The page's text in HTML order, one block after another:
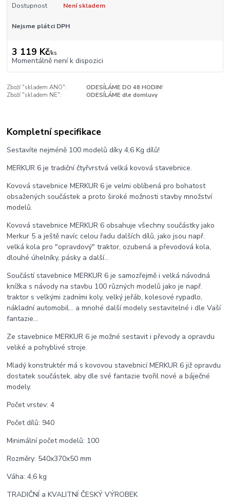
Dostupnost Není skladem
Nejsme plátci DPH
3 119 Kč/ks
Momentálně není k dispozici
Zboží "skladem ANO":
ODESÍLÁME DO 48 HODIN!
Zboží "skladem NE":
ODESÍLÁME dle domluvy
Kompletní specifikace
Sestavíte nejméně 100 modelů díky 4,6 Kg dílů!
MERKUR 6 je tradiční čtyřvrstvá velká kovová stavebnice.
Kovová stavebnice MERKUR 6 je velmi oblíbená pro bohatost
obsažených součástek a proto široké možnosti stavby množství
modelů.
Kovová stavebnice MERKUR 6 obsahuje všechny součástky jako
Merkur 5 a ještě navíc celou řadu dalších dílů, jako jsou např.
velká kola pro "opravdový" traktor, ozubená a převodová kola,
dlouhé úhelníky, pásky a další...
Součástí stavebnice MERKUR 6 je samozřejmě i velká návodná
knížka s návody na stavbu 100 různých modelů jako je např.
traktor s velkými zadními koly, velký jeřáb, kolesové rypadlo,
nákladní automobil... a mnohé další modely sestavitelné i dle Vaší
fantazie...
Ze stavebnice MERKUR 6 je možné sestavit i převody a opravdu
veliké a pohyblivé stroje.
Mladý konstruktér má s kovovou stavebnicí MERKUR 6 již opravdu
dostatek součástek, aby dle své fantazie tvořil nové a báječné
modely.
Počet vrstev: 4
Počet dílů: 940
Minimální počet modelů: 100
Rozměry: 540x370x50 mm
Váha: 4,6 kg
TRADIČNÍ a KVALITNÍ ČESKÝ VÝROBEK